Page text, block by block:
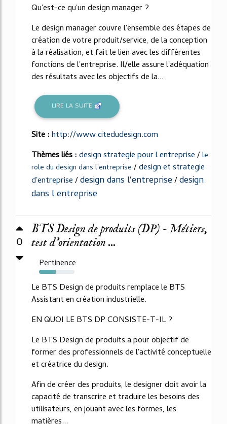
Qu'est-ce qu'un design manager ?
Le design manager couvre l'ensemble des étapes de
création de votre produit/service, de la conception
à la réalisation, et fait le lien avec les différentes
fonctions de l'entreprise. Il/elle assure l'adéquation
des résultats avec les objectifs de la...
LIRE LA SUITE
Site :http://www.citedudesign.com
Thèmes liés :design strategie pour l entreprise/le
role du design dans l'entreprise /design et strategie
d'entreprise/design dans l'entreprise/design
dans l entreprise
0
BTS Design de produits (DP) - Métiers,
test d'orientation ...
Pertinence
47%
Le BTS Design de produits remplace le BTS
Assistant en création industrielle.
EN QUOI LE BTS DP CONSISTE-T-IL ?
Le BTS Design de produits a pour objectif de
former des professionnels de l'activité conceptuelle
et créatrice du design.
Afin de créer des produits, le designer doit avoir la
capacité de transcrire et traduire les besoins des
utilisateurs, en jouant avec les formes, les